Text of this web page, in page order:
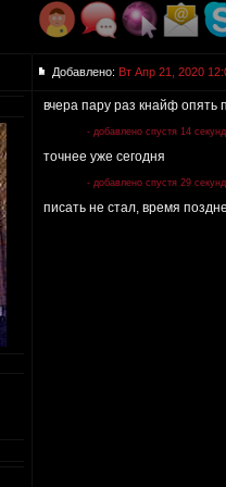
Добавлено: Вт Апр 21, 2020
вчера пару раз кнайф опять
- добавлено спустя 14
точнее уже сегодня
- добавлено спустя 29
писать не стал, время